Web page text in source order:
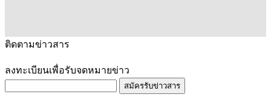
ติดตามข่าวสาร
ลงทะเบียนเพื่อรับจดหมายข่าว
สมัครรับข่าวสาร